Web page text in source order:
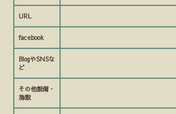
URL
facebook
BlogやSNSな
ど
その他設備・
施設